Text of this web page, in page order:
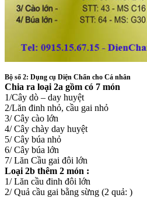
Bộ số 2: Dụng cụ Diện Chẩn cho Cá nhân
Chia ra loại 2a gồm có 7 món
1/Cây dò – day huyệt
2/Lăn đinh nhỏ, cầu gai nhỏ
3/ Cây cào lớn
4/ Cây chày day huyệt
5/ Cây búa nhỏ
6/ Cây búa lớn
7/ Lăn Cầu gai đôi lớn
Loại 2b thêm 2 món :
1/ Lăn cầu đinh đôi lớn
2/ Quả cầu gai bằng sừng (2 quả: )